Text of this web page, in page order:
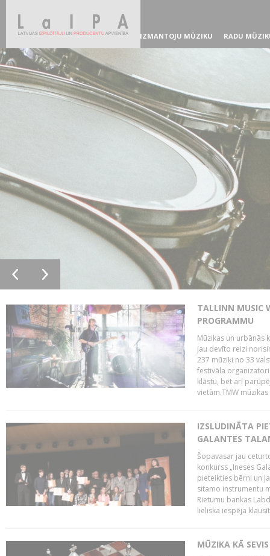
IZMANTOJU MŪZIKU RADU
TALLINN MUSIC
PROGRAMMU
Mūzikas un urbānās
jau devīto reizi
237 mūziķi no 33
festivāla
klāstu, bet arī
vietām.TMW
IZSLUDINĀTA
GALANTES
Šopavasar jau
konkurss „Ineses
pieteikties bērni un
sitamo instrumentu
Rietumu bankas
lieliska iespēja
MŪZIKA KĀ